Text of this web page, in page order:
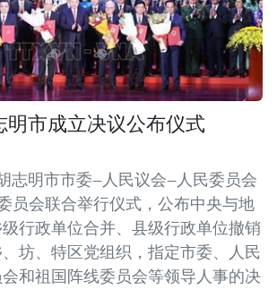
明市成立决议公布仪式
志明市市委—人民议会—人民委员会
员会联合举行仪式，公布中央与地
行政单位合并、县级行政单位撤销
坊、特区党组织，指定市委、人民
和祖国阵线委员会等领导人事的决